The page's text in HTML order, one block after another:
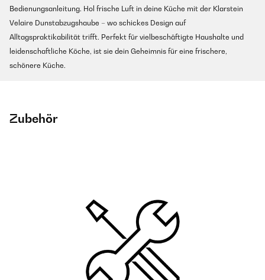
Bedienungsanleitung. Hol frische Luft in deine Küche mit der Klarstein
Velaire Dunstabzugshaube – wo schickes Design auf
Alltagspraktikabilität trifft. Perfekt für vielbeschäftigte Haushalte und
leidenschaftliche Köche, ist sie dein Geheimnis für eine frischere,
schönere Küche.
Zubehör